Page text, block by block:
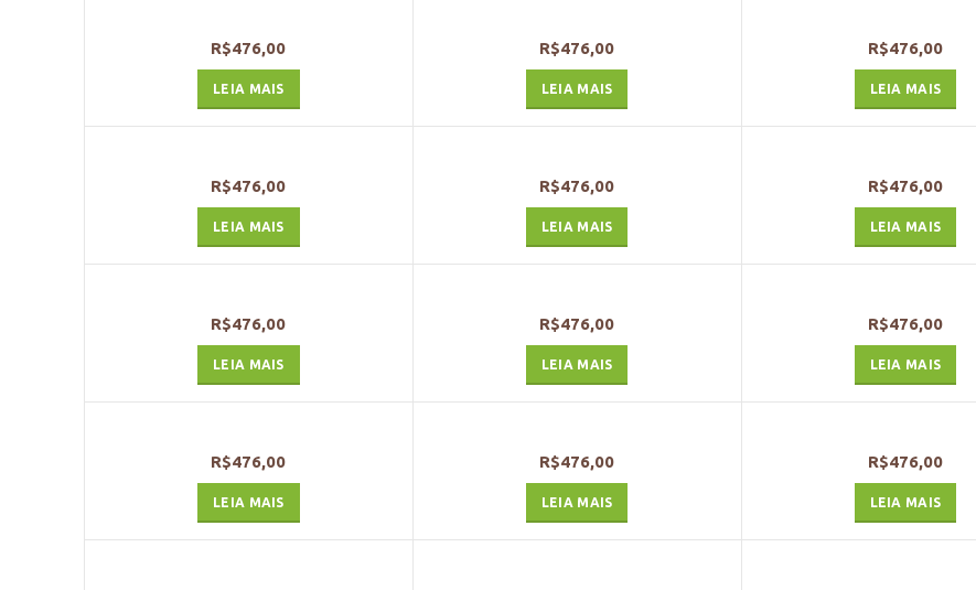
R$476,00
LEIA MAIS
R$476,00
LEIA MAIS
R$476,00
LEIA MAIS
R$476,00
LEIA MAIS
R$476,00
LEIA MAIS
R$476,00
LEIA MAIS
R$476,00
LEIA MAIS
R$476,00
LEIA MAIS
R$476,00
LEIA MAIS
R$476,00
LEIA MAIS
R$476,00
LEIA MAIS
R$476,00
LEIA MAIS